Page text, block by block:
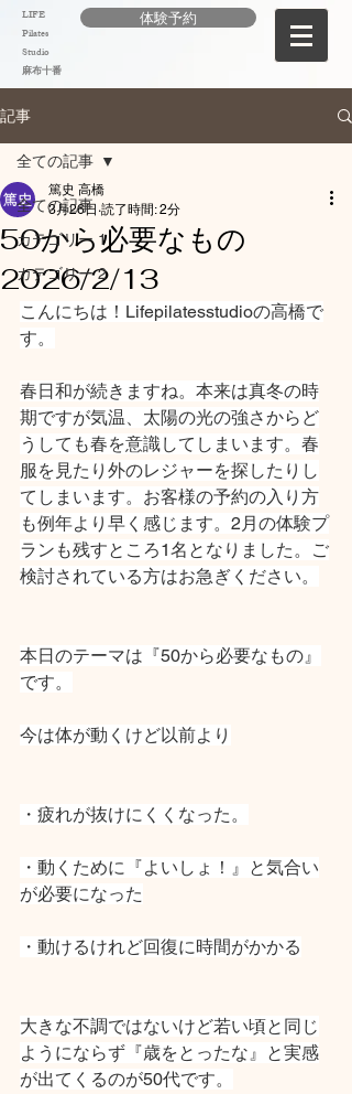
LIFE
Pilates
Studio
麻布十番
体験予約
記事
全ての記事
カテゴリー 1
カテゴリー 2
全ての記事
50から必要なもの
2026/2/13
篤史 高橋
3月26日 読了時間: 2分
こんにちは！Lifepilatesstudioの高橋で
す。
春日和が続きますね。本来は真冬の時
期ですが気温、太陽の光の強さからど
うしても春を意識してしまいます。春
服を見たり外のレジャーを探したりし
てしまいます。お客様の予約の入り方
も例年より早く感じます。2月の体験プ
ランも残すところ1名となりました。ご
検討されている方はお急ぎください。
本日のテーマは『50から必要なもの』
です。
今は体が動くけど以前より
・疲れが抜けにくくなった。
・動くために『よいしょ！』と気合い
が必要になった
・動けるけれど回復に時間がかかる
大きな不調ではないけど若い頃と同じ
ようにならず『歳をとったな』と実感
が出てくるのが50代です。